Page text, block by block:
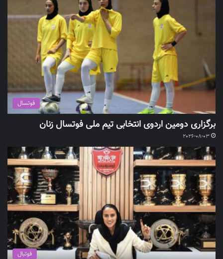
فوتسال
برگزاری دومین اردوی انتخابی تیم ملی فوتسال زنان
2026-08-03
فوتبال